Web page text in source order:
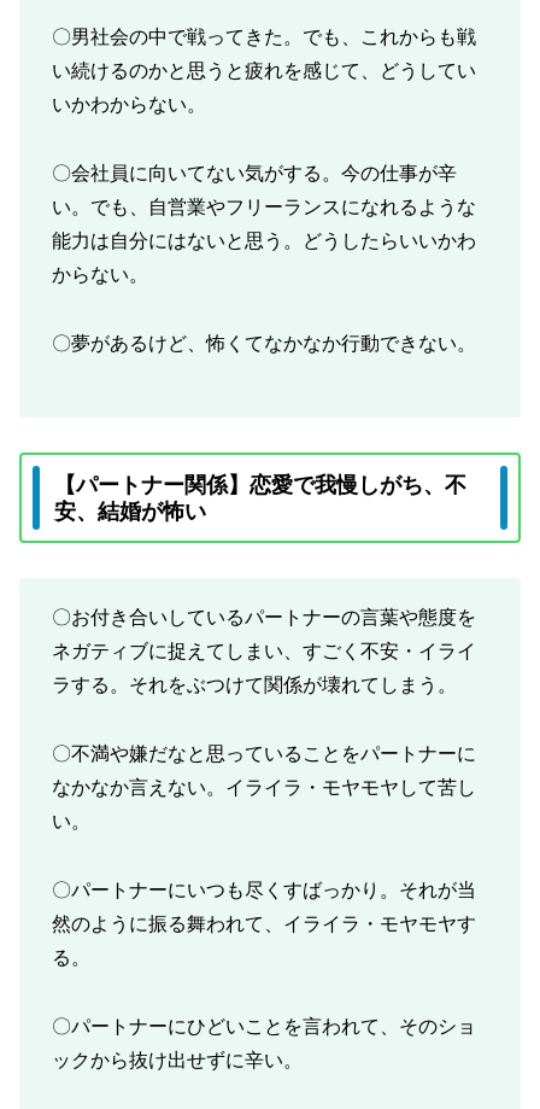
〇男社会の中で戦ってきた。でも、これからも戦
い続けるのかと思うと疲れを感じて、どうしてい
いかわからない。
〇会社員に向いてない気がする。今の仕事が辛
い。でも、自営業やフリーランスになれるような
能力は自分にはないと思う。どうしたらいいかわ
からない。
〇夢があるけど、怖くてなかなか行動できない。
【パートナー関係】恋愛で我慢しがち、不
安、結婚が怖い
〇お付き合いしているパートナーの言葉や態度を
ネガティブに捉えてしまい、すごく不安・イライ
ラする。それをぶつけて関係が壊れてしまう。
〇不満や嫌だなと思っていることをパートナーに
なかなか言えない。イライラ・モヤモヤして苦し
い。
〇パートナーにいつも尽くすばっかり。それが当
然のように振る舞われて、イライラ・モヤモヤす
る。
〇パートナーにひどいことを言われて、そのショ
ックから抜け出せずに辛い。